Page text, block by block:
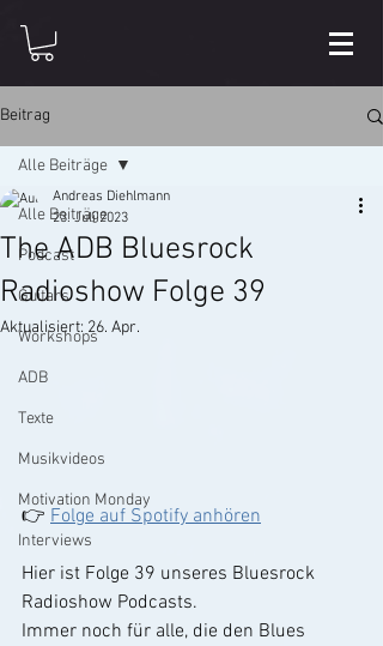
Beitrag
Alle Beiträge
Podcast
Guitars
Workshops
ADB
Texte
Musikvideos
Motivation Monday
Interviews
Alle Beiträge
The ADB Bluesrock
Radioshow Folge 39
Andreas Diehlmann
23. Juli 2023
Aktualisiert: 26. Apr.
👉 Folge auf Spotify anhören
Hier ist Folge 39 unseres Bluesrock
Radioshow Podcasts.
Immer noch für alle, die den Blues